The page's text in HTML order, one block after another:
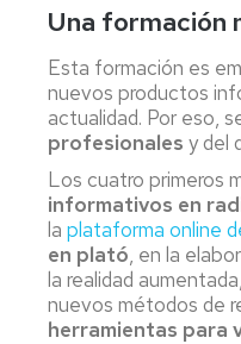
Una formación
Esta formación es
nuevos productos
actualidad. Por eso,
profesionales y del
Los cuatro primeros
informativos en
la plataforma online
en plató, en la
la realidad
nuevos métodos de
herramientas para